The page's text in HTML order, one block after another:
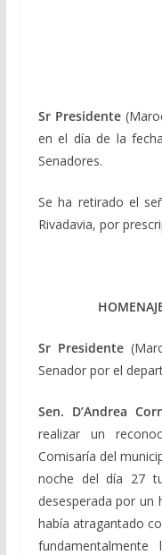
Sr Presidente
en el día de la
Senadores.
Se ha retirado el
Rivadavia, por
Sr Presidente
Senador por el
Sen. D’Andrea
realizar un
Comisaría del
noche del día 27
desesperada por un
había atragantado